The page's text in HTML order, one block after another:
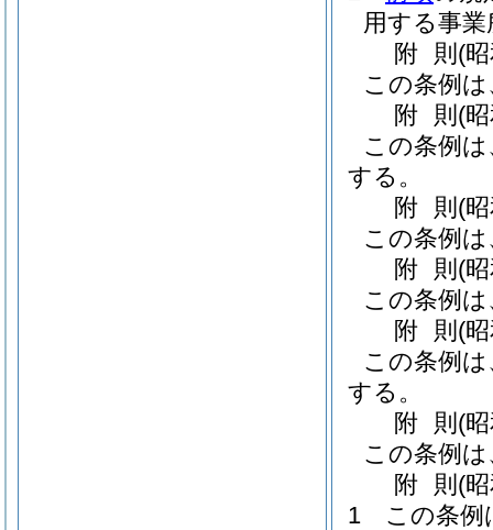
用する事
附 則 (
この条例
附 則 (
この条例
する。
附 則 (
この条例
附 則 (
この条例
附 則 (
この条例
する。
附 則 (
この条例
附 則 (
1
この条例